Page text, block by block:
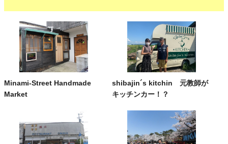
Minami-Street Handmade
Market
shibajin´s kitchin 元教師が
キッチンカー！？